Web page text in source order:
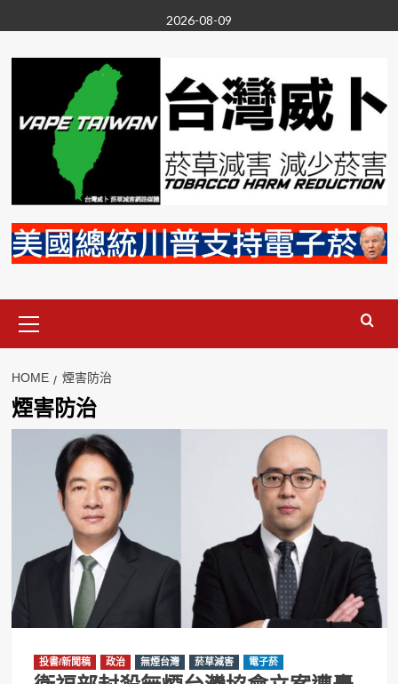
to
content
2026-08-09
Menu
HOME 煙害防治
煙害防治
投書/新聞稿 政治 無煙台灣 菸草減害 電子菸